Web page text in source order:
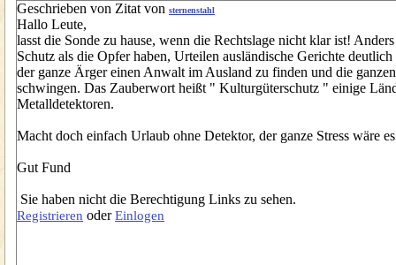
Geschrieben von Zitat von sternenstahl
Hallo Leute,
lasst die Sonde zu hause, wenn die Rechtslage nicht klar ist!
Schutz als die Opfer haben, Urteilen ausländische Gerichte
der ganze Ärger einen Anwalt im Ausland zu finden und die
schwingen. Das Zauberwort heißt " Kulturgüterschutz " einige
Metalldetektoren.
Macht doch einfach Urlaub ohne Detektor, der ganze Stress wäre
Gut Fund
Sie haben nicht die Berechtigung Links zu sehen.
Registrieren oderEinlogen